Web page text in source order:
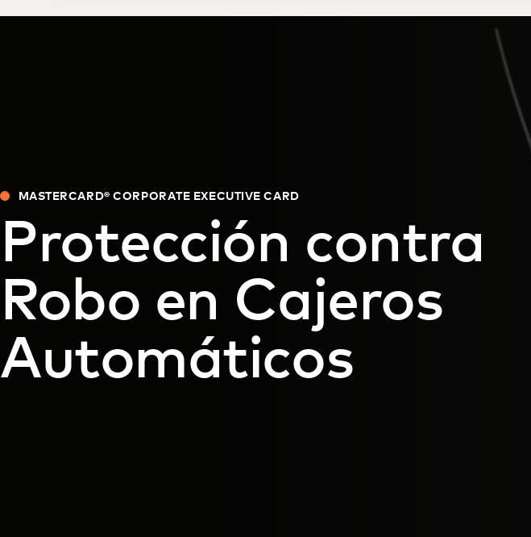
MASTERCARD® CORPORATE EXECUTIVE CARD
Protección contra
Robo en Cajeros
Automáticos